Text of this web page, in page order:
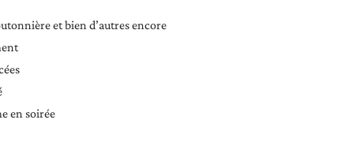
et bien d’autres encore
en soirée